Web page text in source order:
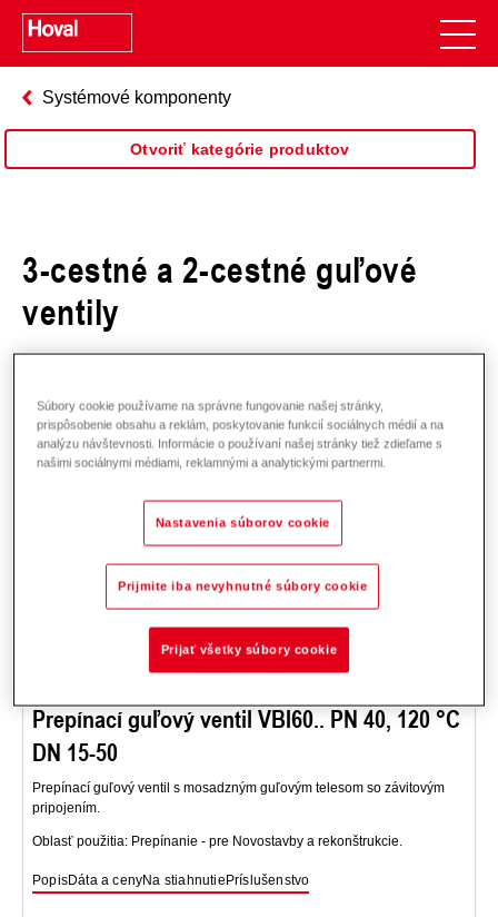
Systémové komponenty
Otvoriť kategórie produktov
3-cestné a 2-cestné guľové
ventily
Prepínací guľový ventil VBI60.. PN 40, 120 °C
DN 15-50
Prepínací guľový ventil s mosadzným guľovým telesom so závitovým
pripojením.
Oblasť použitia: Prepínanie - pre Novostavby a rekonštrukcie.
PopisDáta a cenyNa stiahnutiePríslušenstvo
Súbory cookie používame na správne fungovanie našej stránky,
prispôsobenie obsahu a reklám, poskytovanie funkcií sociálnych médií a na
analýzu návštevnosti. Informácie o používaní našej stránky tiež zdieľame s
našimi sociálnymi médiami, reklamnými a analytickými partnermi.
Nastavenia súborov cookie
Prijmite iba nevyhnutné súbory cookie
Prijať všetky súbory cookie